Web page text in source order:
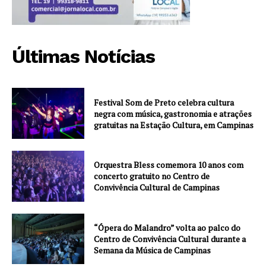
Últimas Notícias
Festival Som de Preto celebra cultura
negra com música, gastronomia e atrações
gratuitas na Estação Cultura, em Campinas
Orquestra Bless comemora 10 anos com
concerto gratuito no Centro de
Convivência Cultural de Campinas
“Ópera do Malandro” volta ao palco do
Centro de Convivência Cultural durante a
Semana da Música de Campinas